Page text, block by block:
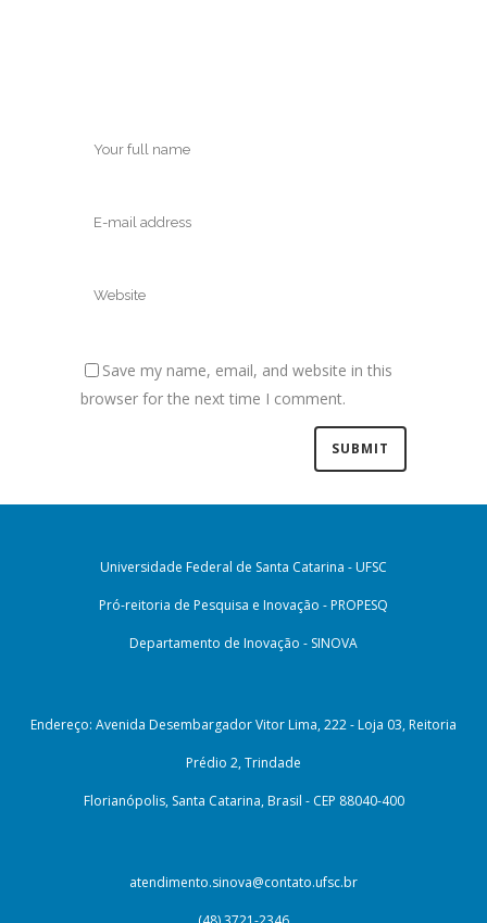
Save my name, email, and website in this
browser for the next time I comment.
Universidade Federal de Santa Catarina - UFSC
Pró-reitoria de Pesquisa e Inovação - PROPESQ
Departamento de Inovação - SINOVA
Endereço: Avenida Desembargador Vitor Lima, 222 - Loja 03, Reitoria
Prédio 2, Trindade
Florianópolis, Santa Catarina, Brasil - CEP 88040-400
atendimento.sinova@contato.ufsc.br